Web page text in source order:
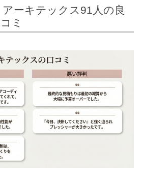
ーキテックス91人の良
ミ